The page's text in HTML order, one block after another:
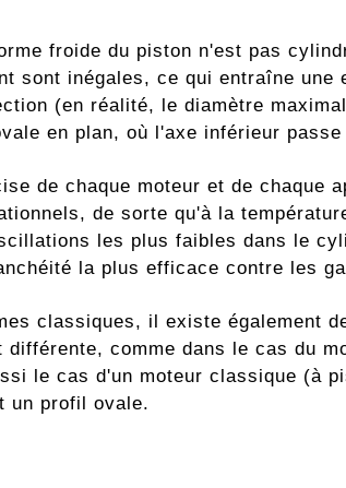
froide du piston n'est pas
sont inégales, ce qui entraîne
(en réalité, le diamètre
en plan, où l'axe inférieur
de chaque moteur et de chaque
de sorte qu'à la
les plus faibles dans le
la plus efficace contre les
classiques, il existe également
différente, comme dans le cas du
le cas d'un moteur classique (à
un profil ovale.